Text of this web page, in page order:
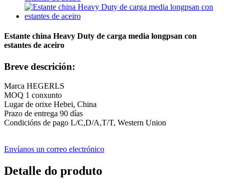
Estante china Heavy Duty de carga media longpsan con
estantes de aceiro
Breve descrición:
Marca HEGERLS
MOQ 1 conxunto
Lugar de orixe Hebei, China
Prazo de entrega 90 días
Condicións de pago L/C,D/A,T/T, Western Union
Envíanos un correo electrónico
Detalle do produto